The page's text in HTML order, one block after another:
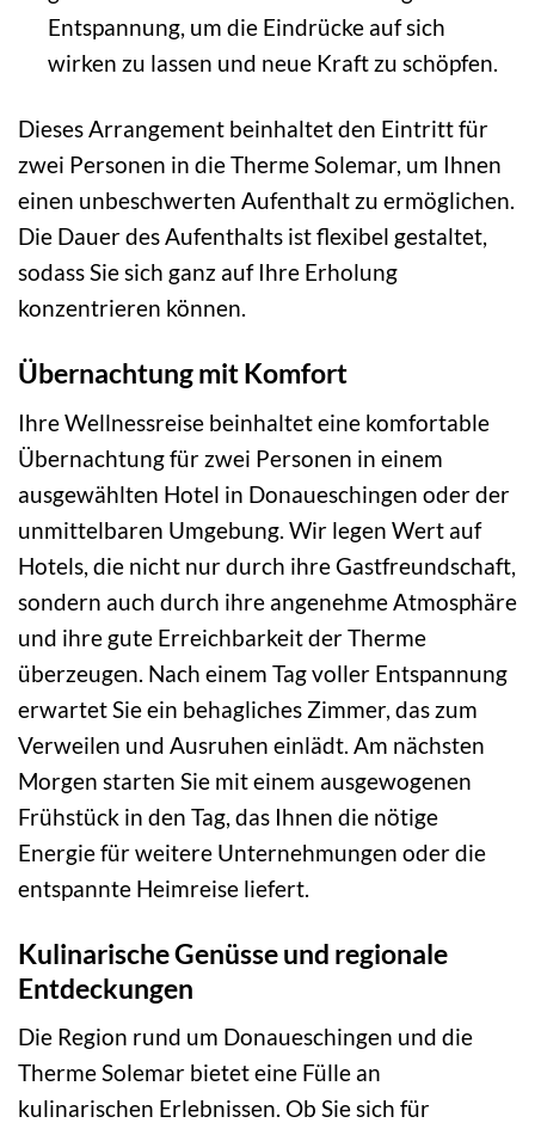
Entspannung, um die Eindrücke auf sich
wirken zu lassen und neue Kraft zu schöpfen.
Dieses Arrangement beinhaltet den Eintritt für
zwei Personen in die Therme Solemar, um Ihnen
einen unbeschwerten Aufenthalt zu ermöglichen.
Die Dauer des Aufenthalts ist flexibel gestaltet,
sodass Sie sich ganz auf Ihre Erholung
konzentrieren können.
Übernachtung mit Komfort
Ihre Wellnessreise beinhaltet eine komfortable
Übernachtung für zwei Personen in einem
ausgewählten Hotel in Donaueschingen oder der
unmittelbaren Umgebung. Wir legen Wert auf
Hotels, die nicht nur durch ihre Gastfreundschaft,
sondern auch durch ihre angenehme Atmosphäre
und ihre gute Erreichbarkeit der Therme
überzeugen. Nach einem Tag voller Entspannung
erwartet Sie ein behagliches Zimmer, das zum
Verweilen und Ausruhen einlädt. Am nächsten
Morgen starten Sie mit einem ausgewogenen
Frühstück in den Tag, das Ihnen die nötige
Energie für weitere Unternehmungen oder die
entspannte Heimreise liefert.
Kulinarische Genüsse und regionale
Entdeckungen
Die Region rund um Donaueschingen und die
Therme Solemar bietet eine Fülle an
kulinarischen Erlebnissen. Ob Sie sich für